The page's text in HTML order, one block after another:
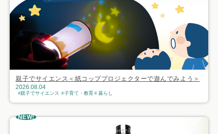
親子でサイエンス＜紙コッププロジェクターで遊んでみよう＞
2026.08.04
親子でサイエンス 子育て・教育 暮らし
NEW!